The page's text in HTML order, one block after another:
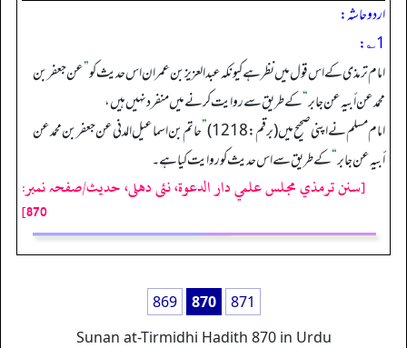
اردو حاشہ:
1؎:
امام ترمذی کے اس قول میں نظر ہے کیونکہ عبد العزیز بن عمران اس حدیث کو”عن جعفر بن
محمد عن أبیہ عن جابر“کے طریق سے روایت کرنے میں منفرد نہیں ہیں،
امام مسلم نے اپنی صحیح میں (برقم: 1218)
”حاتم بن اسماعیل المدنی عن جعفربن محمد عن
أبیہ عن جابر“کے طریق سے اس حدیث کو روایت کیا ہے۔
[سنن ترمذي مجلس علمي دار الدعوة، نئى دهلى، حدیث/صفحہ نمبر:
870]
869 870
871
Sunan at-Tirmidhi Hadith 870 in Urdu